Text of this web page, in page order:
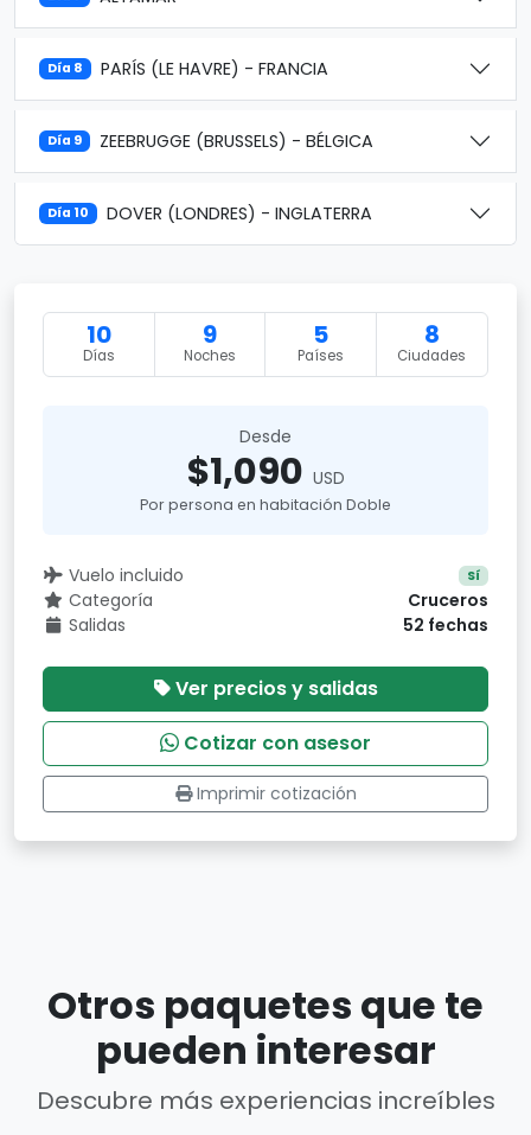
Día 8 PARÍS (LE HAVRE) - FRANCIA
Día 9 ZEEBRUGGE (BRUSSELS) - BÉLGICA
Día 10 DOVER (LONDRES) - INGLATERRA
10
Días
9
Noches
5
Países
8
Ciudades
Desde
$1,090 USD
Por persona en habitación Doble
Vuelo incluido Sí
Categoría
Cruceros
Salidas
52 fechas
Ver precios y salidas
Cotizar con asesor
Imprimir cotización
Otros paquetes que te
pueden interesar
Descubre más experiencias increíbles